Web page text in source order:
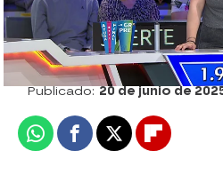
Cristina García Chacón
Publicado:20 de junio de
WhatsappFacebook
X Flipboard